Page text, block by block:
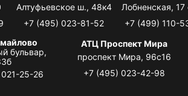
Алтуфьевское ш., 48к4
+7 (495) 023-81-52
Лобненская, 17
+7 (499) 110-
бульвар,
25-26
АТЦ Проспект Мира
проспект Мира, 96с16
+7 (495) 023-42-98